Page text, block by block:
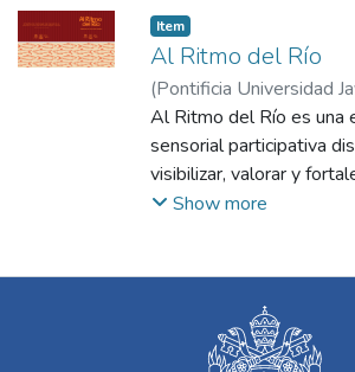
Item
Al Ritmo del Río
(Pontificia Universidad
Rosales Betancourt,
Peñuela, Manuel Enrique
Al Ritmo del Río es una
sensorial participativa
visibilizar, valorar y
representación cultural
la memoria oral y los
presentes en el Festival
Show more